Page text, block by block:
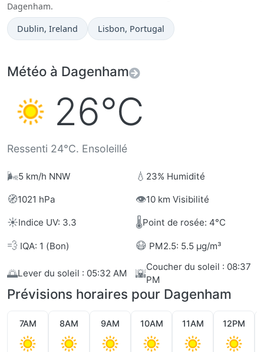
Dagenham.
Heure actuelle à
Dublin, Ireland Heure actuelle à
Lisbon, Portugal
Météo à Dagenham
26°C
Ressenti 24°C. Ensoleillé
🌬️5 km/h NNW 💧 23% Humidité
🧭1021 hPa 👁️10 km Visibilité
☀️Indice UV: 3.3 🌡️Point de rosée: 4°C
💨 IQA: 1 (Bon) 😷 PM2.5: 5.5 µg/m³
🌅Lever du soleil : 05:32 AM 🌇Coucher du soleil : 08:37
PM
Prévisions horaires pour Dagenham
7AM 8AM 9AM 10AM 11AM 12PM